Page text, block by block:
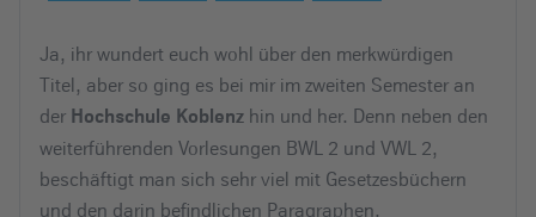
Ja, ihr wundert euch wohl über den merkwürdigen
Titel, aber so ging es bei mir im zweiten Semester an
der Hochschule Koblenz hin und her. Denn neben den
weiterführenden Vorlesungen BWL 2 und VWL 2,
beschäftigt man sich sehr viel mit Gesetzesbüchern
und den darin befindlichen Paragraphen.